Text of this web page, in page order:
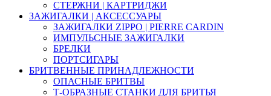
СТЕРЖНИ | КАРТРИДЖИ
ЗАЖИГАЛКИ | АКСЕССУАРЫ
ЗАЖИГАЛКИ ZIPPO | PIERRE CARDIN
ИМПУЛЬСНЫЕ ЗАЖИГАЛКИ
БРЕЛКИ
ПОРТСИГАРЫ
БРИТВЕННЫЕ ПРИНАДЛЕЖНОСТИ
ОПАСНЫЕ БРИТВЫ
Т-ОБРАЗНЫЕ СТАНКИ ДЛЯ БРИТЬЯ